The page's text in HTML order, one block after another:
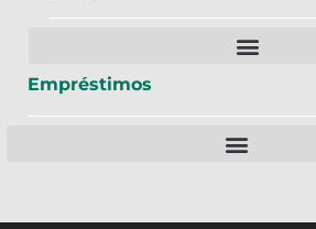
Empréstimos